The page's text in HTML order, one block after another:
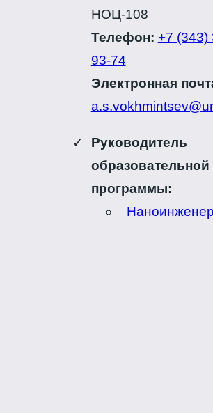
НОЦ-108
Телефон: +7 (343)
93-74
Электронная
Руководитель
образовательной
программы: